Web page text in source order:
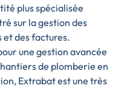
plus spécialisée
sur la gestion des
des factures.
une gestion avancée
de plomberie en
Extrabat est une très